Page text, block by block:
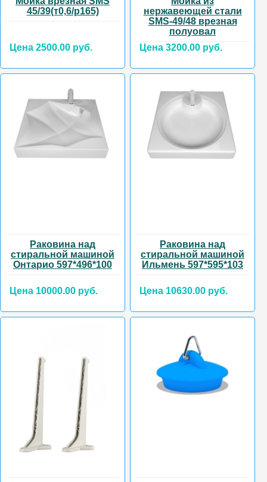
45/39(т0,6/р165)
Цена 2500.00 руб.
нержавеющей стали
SMS-49/48 врезная
полуовал
Цена 3200.00 руб.
Раковина над
стиральной машиной
Онтарио 597*496*100
Цена 10000.00 руб.
Раковина над
стиральной машиной
Ильмень 597*595*103
Цена 10630.00 руб.